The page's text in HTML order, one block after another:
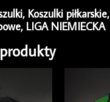
, Koszulki piłkarskie,
, LIGA NIEMIECKA